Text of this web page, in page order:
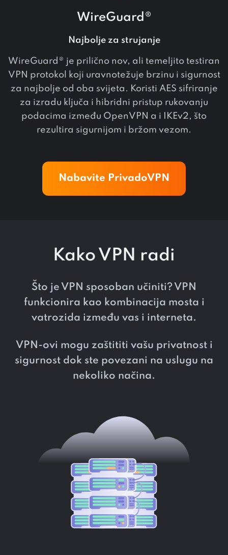
WireGuard®
Najbolje za strujanje
WireGuard® je prilično nov, ali temeljito testiran
VPN protokol koji uravnotežuje brzinu i sigurnost
za najbolje od oba svijeta. Koristi AES sifriranje
za izradu ključa i hibridni pristup rukovanju
podacima između OpenVPN a i IKEv2, što
rezultira sigurnijom i bržom vezom.
Nabavite PrivadoVPN
Kako VPN radi
Što je VPN sposoban učiniti? VPN
funkcionira kao kombinacija mosta i
vatrozida između vas i interneta.
VPN-ovi mogu zaštititi vašu privatnost i
sigurnost dok ste povezani na uslugu na
nekoliko načina.